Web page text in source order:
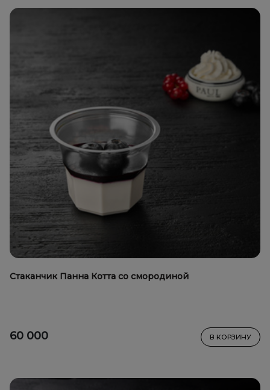
Стаканчик Панна Котта со смородиной
60 000 В КОРЗИНУ